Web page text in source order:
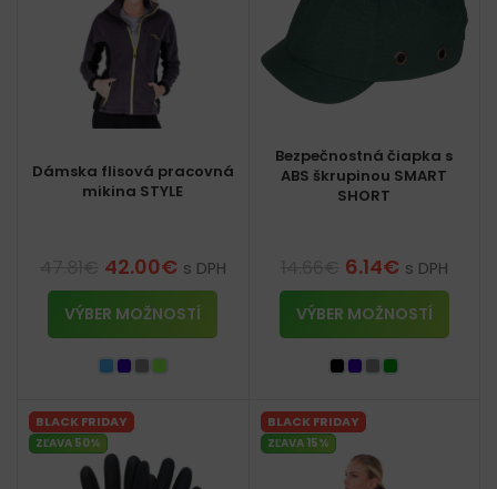
Dámska flisová pracovná
mikina STYLE
42.00€ s DPH
VÝBER MOŽNOSTÍ
Bezpečnostná čiapka s
ABS škrupinou SMART
SHORT
6.14€ s DPH
VÝBER MOŽNOSTÍ
BLACK FRIDAY
ZĽAVA 50%
BLACK FRIDAY
ZĽAVA 15%